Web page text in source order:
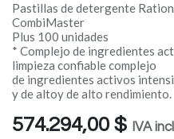
Pastillas de detergente
CombiMaster
Plus 100 unidades
* Complejo de ingredientes
limpieza confiable complejo
de ingredientes activos
y de altoy de alto rendimiento.
574.294,00 $ IVA